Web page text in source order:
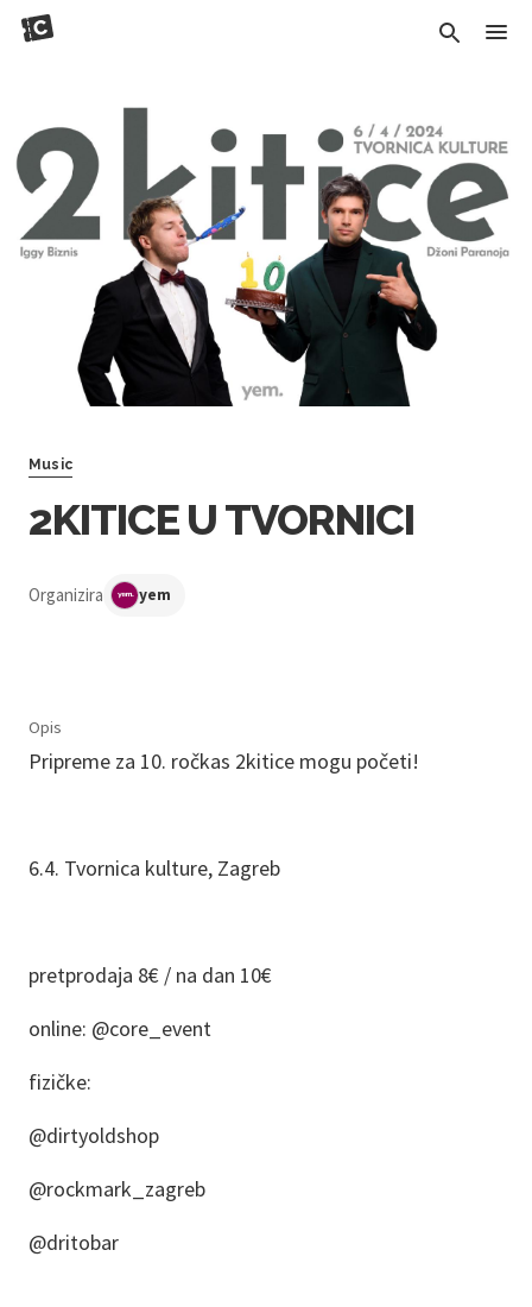
Music
2KITICE U TVORNICI
Organizira yem
Opis
Pripreme za 10. ročkas 2kitice mogu početi!
6.4. Tvornica kulture, Zagreb
pretprodaja 8€ / na dan 10€
online: @core_event
fizičke:
@dirtyoldshop
@rockmark_zagreb
@dritobar